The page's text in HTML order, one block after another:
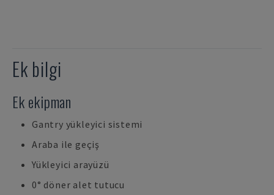
Ek bilgi
Ek ekipman
Gantry yükleyici sistemi
Araba ile geçiş
Yükleyici arayüzü
0° döner alet tutucu